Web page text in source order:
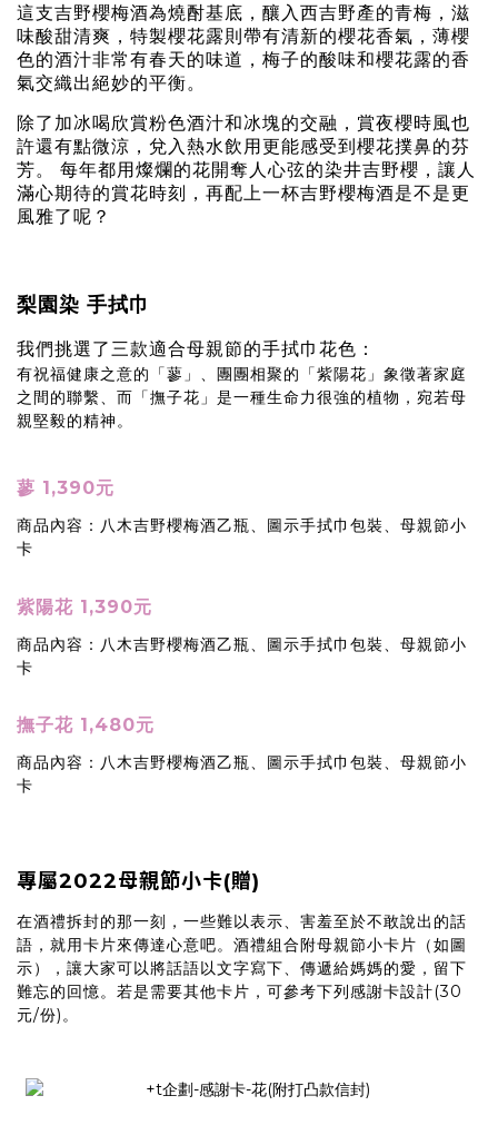
這支吉野櫻梅酒為燒酎基底，釀入西吉野產的青梅，滋
味酸甜清爽，特製櫻花露則帶有清新的櫻花香氣，薄櫻
色的酒汁非常有春天的味道，梅子的酸味和櫻花露的香
氣交織出絕妙的平衡。
除了加冰喝欣賞粉色酒汁和冰塊的交融，賞夜櫻時風也
許還有點微涼，兌入熱水飲用更能感受到櫻花撲鼻的芬
芳。 每年都用燦爛的花開奪人心弦的染井吉野櫻，讓人
滿心期待的賞花時刻，再配上一杯吉野櫻梅酒是不是更
風雅了呢？
梨園染 手拭巾
我們挑選了三款適合母親節的手拭巾花色：
有祝福健康之意的「蓼」、團團相聚的「紫陽花」象徵著家庭
之間的聯繫、而「撫子花」是一種生命力很強的植物，宛若母
親堅毅的精神。
蓼 1,390元
商品內容：八木吉野櫻梅酒乙瓶、圖示手拭巾包裝、母親節小
卡
紫陽花 1,390元
商品內容：八木吉野櫻梅酒乙瓶、圖示手拭巾包裝、母親節小
卡
撫子花 1,480元
商品內容：八木吉野櫻梅酒乙瓶、圖示手拭巾包裝、母親節小
卡
專屬2022母親節小卡(贈)
在酒禮拆封的那一刻，一些難以表示、害羞至於不敢說出的話
語，就用卡片來傳達心意吧。酒禮組合附母親節小卡片（如圖
示），讓大家可以將話語以文字寫下、傳遞給媽媽的愛，留下
難忘的回憶。若是需要其他卡片，可參考下列感謝卡設計(30
元/份)。